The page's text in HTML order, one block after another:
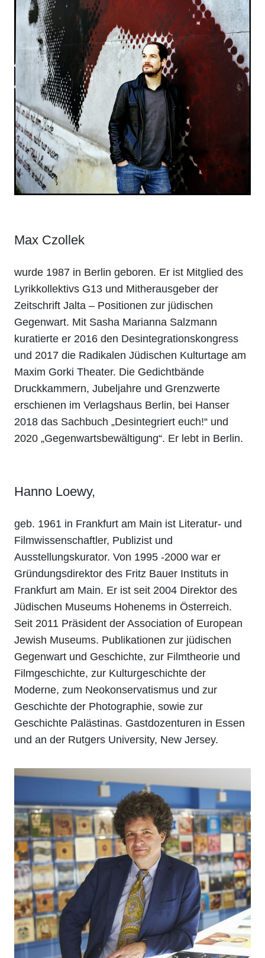
Max Czollek
wurde 1987 in Berlin geboren. Er ist Mitglied des
Lyrikkollektivs G13 und Mitherausgeber der
Zeitschrift Jalta – Positionen zur jüdischen
Gegenwart. Mit Sasha Marianna Salzmann
kuratierte er 2016 den Desintegrationskongress
und 2017 die Radikalen Jüdischen Kulturtage am
Maxim Gorki Theater. Die Gedichtbände
Druckkammern, Jubeljahre und Grenzwerte
erschienen im Verlagshaus Berlin, bei Hanser
2018 das Sachbuch „Desintegriert euch!“ und
2020 „Gegenwartsbewältigung“. Er lebt in Berlin.
Hanno Loewy,
geb. 1961 in Frankfurt am Main ist Literatur- und
Filmwissenschaftler, Publizist und
Ausstellungskurator. Von 1995 -2000 war er
Gründungsdirektor des Fritz Bauer Instituts in
Frankfurt am Main. Er ist seit 2004 Direktor des
Jüdischen Museums Hohenems in Österreich.
Seit 2011 Präsident der Association of European
Jewish Museums. Publikationen zur jüdischen
Gegenwart und Geschichte, zur Filmtheorie und
Filmgeschichte, zur Kulturgeschichte der
Moderne, zum Neokonservatismus und zur
Geschichte der Photographie, sowie zur
Geschichte Palästinas. Gastdozenturen in Essen
und an der Rutgers University, New Jersey.